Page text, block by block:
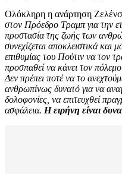
Ολόκληρη η ανάρτηση
στον Πρόεδρο Τραμπ για την
προστασία της ζωής των
συνεχίζεται αποκλειστικά
επιθυμίας του Πούτιν να τον
προσπαθεί να κάνει τον
Δεν πρέπει ποτέ να το
ανθρωπίνως δυνατό για να
δολοφονίες, να επιτευχθεί
ασφάλεια. Η ειρήνη είναι